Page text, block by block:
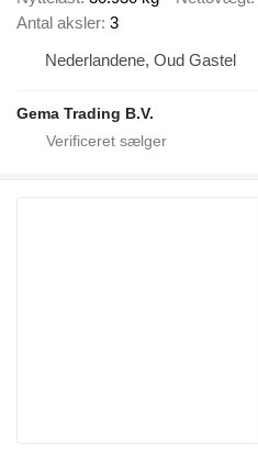
Antal aksler 3
Nederlandene, Oud Gastel
Gema Trading B.V.